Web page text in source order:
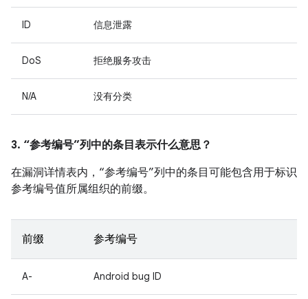
ID 信息泄露
DoS 拒绝服务攻击
N/A 没有分类
3. “参考编号”列中的条目表示什么意思？
在漏洞详情表内，“参考编号”列中的条目可能包含用于标识
参考编号值所属组织的前缀。
前缀 参考编号
A- Android bug ID